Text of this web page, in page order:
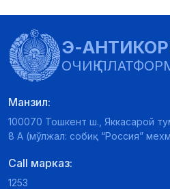
Э-
ОЧИҚ
Манзил:
100070 Тошкент ш., Яккасарой
8 А (мўлжал: собиқ “Россия”
Call марказ:
1253